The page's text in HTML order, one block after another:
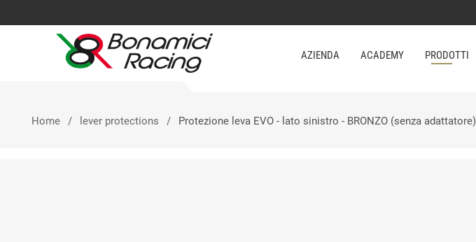
AZIENDA ACADEMY PRODOTTI
Home lever protections Protezione leva EVO - lato sinistro - BRONZO (senza adattatore)